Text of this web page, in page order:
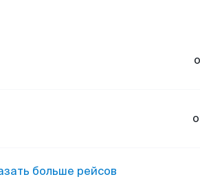
больше рейсов